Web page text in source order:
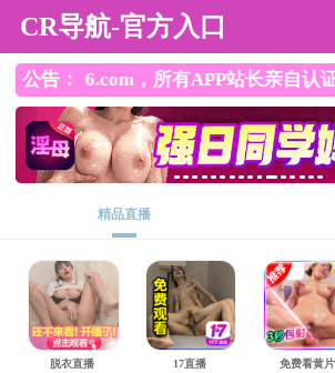
捆绑调教
捆绑调教概况
报名咨询